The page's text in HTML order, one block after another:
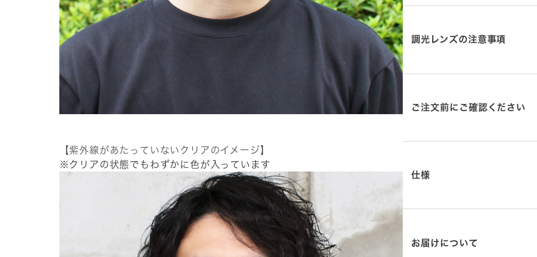
【紫外線があたっていないクリアのイメージ】
※クリアの状態でもわずかに色が入っています
調光レンズの注意事項
ご注文前にご確認ください
仕様
お届けについて